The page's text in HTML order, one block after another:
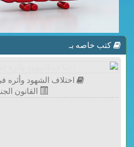
كتب خاصه بـ
اختلاف الشهود وأثره
القانون